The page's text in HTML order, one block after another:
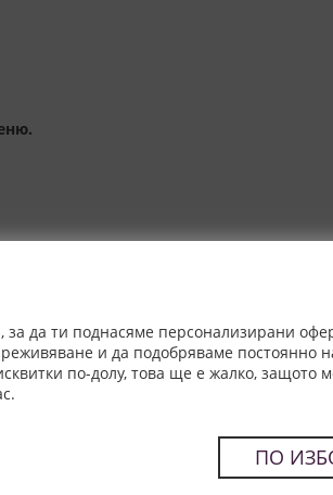
за да ти поднасяме персонализирани
и да подобряваме постоянно
по-долу, това ще е жалко, защото
ПО
от 4-10 работни дни